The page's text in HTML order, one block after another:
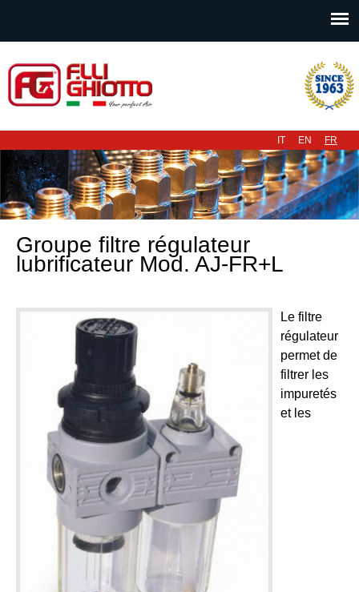
IT EN FR
Groupe filtre régulateur
lubrificateur Mod. AJ-FR+L
Le filtre
régulateur
permet de
filtrer les
impuretés
et les